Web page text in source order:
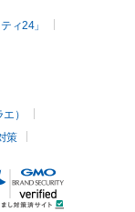
ィ24」
）
策